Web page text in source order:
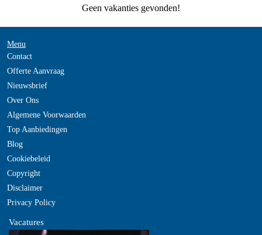
Geen vakanties gevonden!
Menu
Contact
Offerte Aanvraag
Nieuwsbrief
Over Ons
Algemene Voorwaarden
Top Aanbiedingen
Blog
Cookiebeleid
Copyright
Disclaimer
Privacy Policy
Vacatures